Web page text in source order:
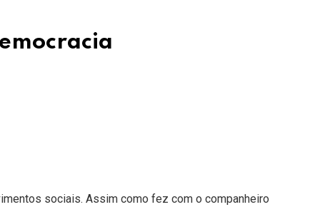
sociais. Assim como fez com o companheiro